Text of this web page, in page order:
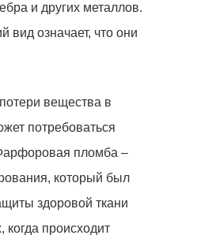
и других металлов.
вид означает, что они
вещества в
потребоваться
пломба –
который был
здоровой ткани
когда происходит